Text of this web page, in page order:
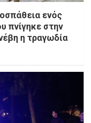
ενός
πνίγηκε στην
η τραγωδία